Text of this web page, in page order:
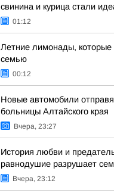
свинина и курица стали
01:12
Летние лимонады,
семью
00:12
Новые автомобили
больницы Алтайского края
Вчера, 23:27
История любви и
равнодушие разрушает
Вчера, 23:12